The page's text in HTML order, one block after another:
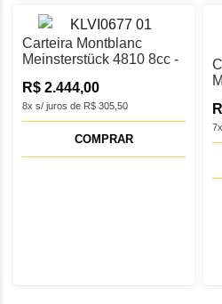
Carteira Montblanc
Meinsterstück 4810 8cc -
8x s/ juros de R$ 305,50
R$ 2.444,00
COMPRAR